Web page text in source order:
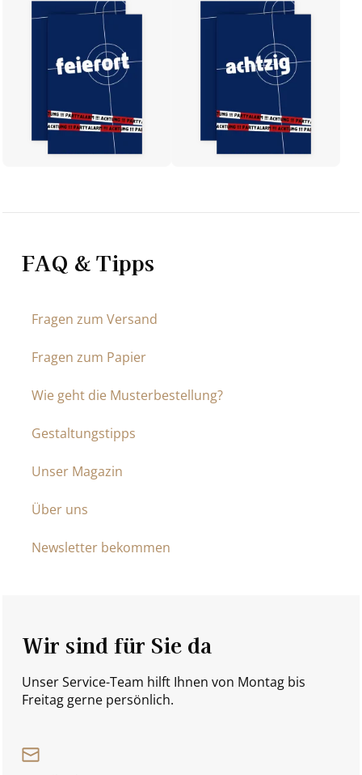
FAQ & Tipps
Fragen zum Versand
Fragen zum Papier
Wie geht die Musterbestellung?
Gestaltungstipps
Unser Magazin
Über uns
Newsletter bekommen
Wir sind für Sie da
Unser Service-Team hilft Ihnen von Montag bis
Freitag gerne persönlich.